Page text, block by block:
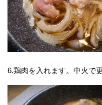
6.鶏肉を入れます。中火で